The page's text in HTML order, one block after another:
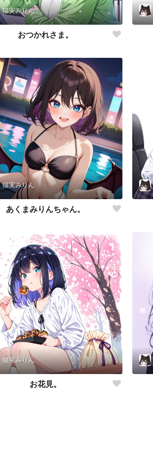
猫実みりん
おつかれさま。
猫実みりん
あくまみりんちゃん。
猫実みりん
お花見。